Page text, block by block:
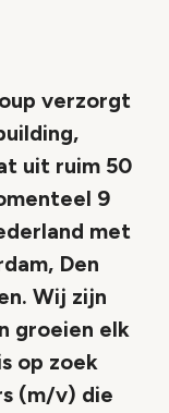
verzorgt
uit ruim 50
9
met
Den
Wij zijn
groeien elk
op zoek
(m/v) die